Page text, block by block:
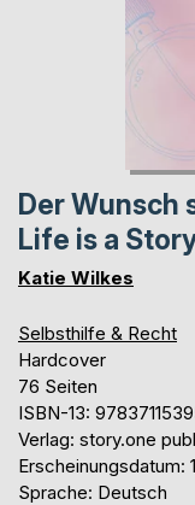
Der Wunsch
Life is a
Katie Wilkes
Selbsthilfe & Recht
Hardcover
76 Seiten
ISBN-13:
Verlag: story.one
Erscheinungsdatum:
Sprache: Deutsch